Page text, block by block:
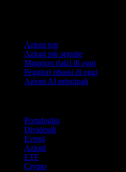
Azioni top
Azioni più seguite
Maggiori rialzi di oggi
Peggiori ribassi di oggi
Azioni AI principali
Portafoglio
Dividendi
Eventi
Azioni
ETF
Crypto